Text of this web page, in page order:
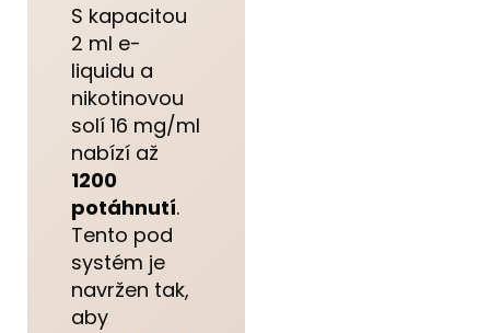
S kapacitou
2 ml e-
liquidu a
nikotinovou
solí 16 mg/ml
nabízí až
1200
potáhnutí.
Tento pod
systém je
navržen tak,
aby